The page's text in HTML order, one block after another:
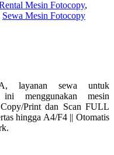
Mesin Fotocopy,
Sewa Mesin Fotocopy
layanan sewa untuk
ini menggunakan mesin
Print dan Scan FULL
hingga A4/F4 || Otomatis